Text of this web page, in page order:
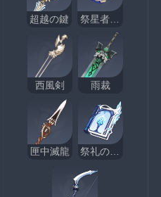
超越の鍵 祭星者の眺め
西風剣 雨裁
匣中滅龍 祭礼の断片